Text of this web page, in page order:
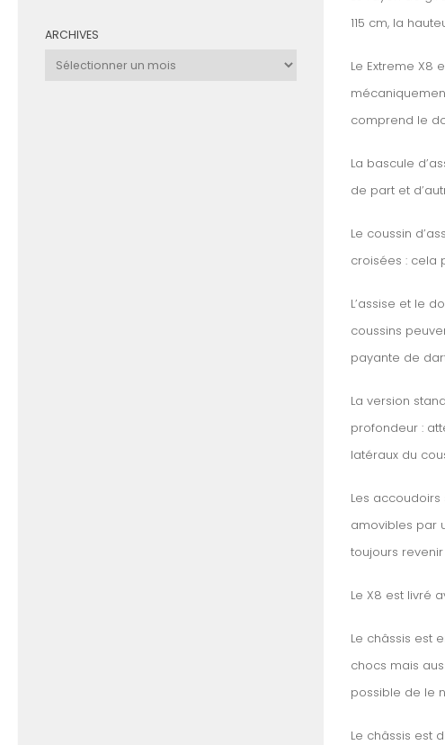
115 cm, la
Le Extreme X8
comprend le
La bascule
de part et
Le coussin
croisées : cela
L’assise et le
coussins
payante de
La version
profondeur :
latéraux du
Les accoudoirs
amovibles par
toujours
Le X8 est livré
Le châssis est
chocs mais
possible de le
Le châssis est
ARCHIVES
Archives